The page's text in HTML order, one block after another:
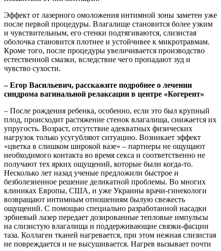
Эффект от лазерного омоложения интимной зоны заметен уже
после первой процедуры. Влагалище становится более узким
и чувствительным, его стенки подтягиваются, слизистая
оболочка становится плотнее и устойчивее к микротравмам.
Кроме того, после процедуры увеличивается производство
естественной смазки, вследствие чего пропадают зуд и
чувство сухости.
–Егор Васильевич, расскажите подробнее о лечении
синдрома вагинальной релаксации в центре «Когерент»
– После рождения ребенка, особенно, если это был крупный
плод, происходит растяжение стенок влагалища, снижается их
упругость. Возраст, отсутствие адекватных физических
нагрузок только усугубляют ситуацию. Возникает эффект
«цветка в слишком широкой вазе» – партнеры не ощущают
необходимого контакта во время секса и соответственно не
получают тех ярких ощущений, которые были когда-то.
Несколько лет назад ученые предложили быстрое и
безболезненное решение деликатной проблемы. Во многих
клиниках Европы, США, и уже Украины врачи-гинекологи
возвращают интимным отношениям былую свежесть
ощущений. С помощью специально разработанной насадки
эрбиевый лазер передает дозированные тепловые импульсы
на слизистую влагалища и поддерживающие связки-фасции
таза. Коллаген тканей нагревается, при этом нежная слизистая
не повреждается и не высушивается. Нагрев вызывает почти